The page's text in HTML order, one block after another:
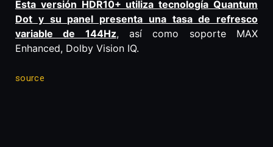
Esta versión HDR10+ utiliza tecnología Quantum
Dot y su panel presenta una tasa de refresco
variable de 144Hz, así como soporte MAX
Enhanced, Dolby Vision IQ.
source